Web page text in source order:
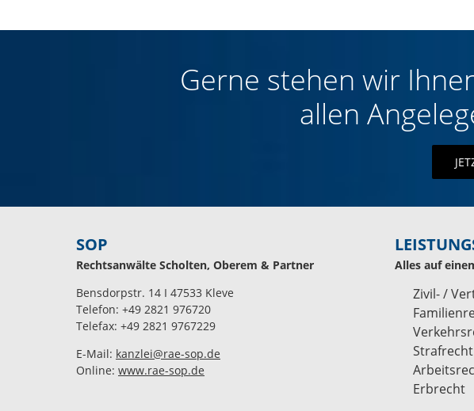
Gerne stehen wir
allen
SOP
Rechtsanwälte Scholten, Oberem & Partner
Bensdorpstr. 14 I 47533 Kleve
Telefon: +49 2821 976720
Telefax: +49 2821 9767229
E-Mail: kanzlei@rae-sop.de
Online: www.rae-sop.de
Alles auf
Zivil- /
Strafrecht
Erbrecht